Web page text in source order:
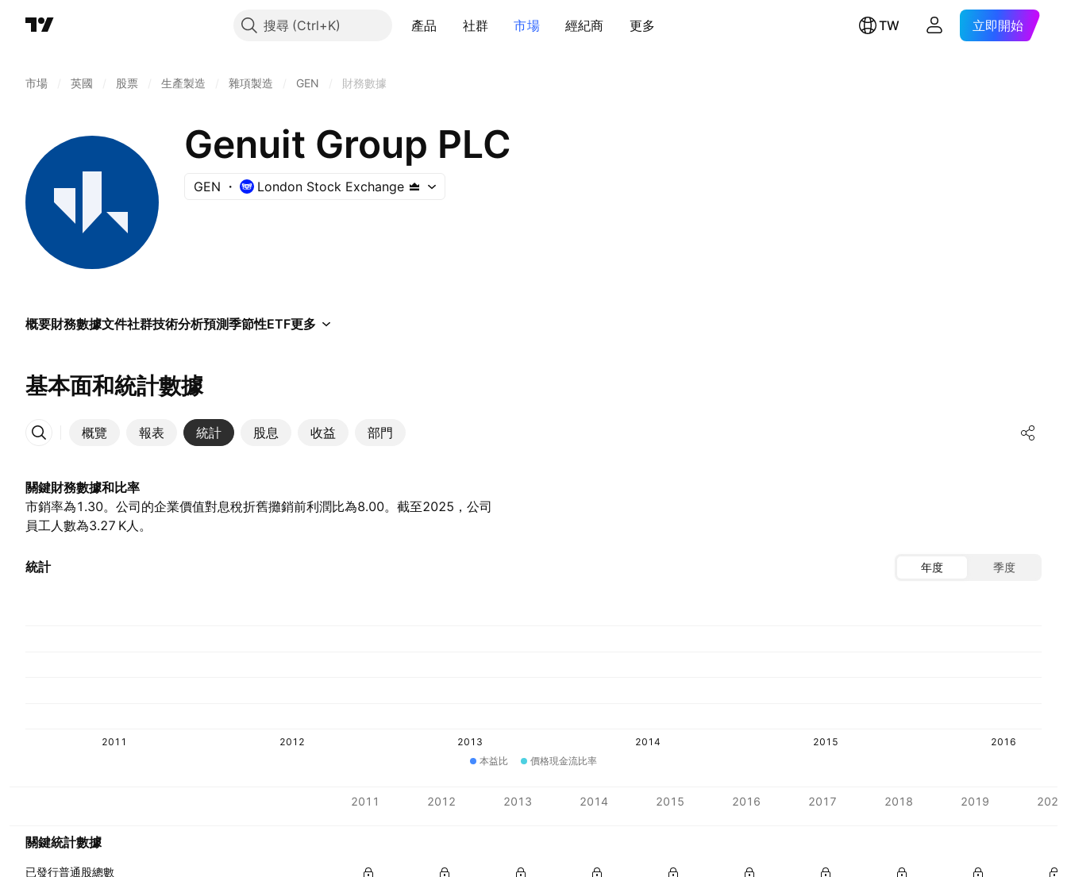
搜尋 產品 社群 市場 經紀商 更多 TW 立即開始
市場 英國 股票 生產製造 雜項製造 GEN 財務數據
Genuit Group PLC
GEN London Stock Exchange
概要財務數據文件社群技術分析預測季節性ETF更多
基本面和統計數據
概覽 報表 統計 股息 收益 部門
更多
關鍵財務數據和比率
市銷率為1.30。公司的企業價值對息稅折舊攤銷前利潤比為8.00。截至2025，公司
員工人數為‪3.27 K‬人。
統計 年度 季度
2011 2012 2013 2014 2015
2016
本益比
價格現金流比率
2011 2012 2013 2014 2015 2016 2017 2018 2019 2020
關鍵統計數據
已發行普通股總數